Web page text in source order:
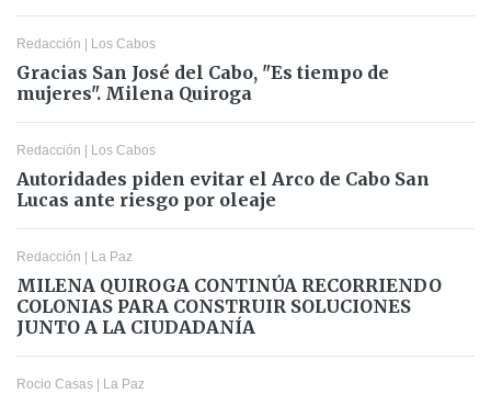
Redacción Los Cabos
Gracias San José del Cabo, "Es tiempo de
mujeres". Milena Quiroga
Redacción Los Cabos
Autoridades piden evitar el Arco de Cabo San
Lucas ante riesgo por oleaje
Redacción La Paz
MILENA QUIROGA CONTINÚA RECORRIENDO
COLONIAS PARA CONSTRUIR SOLUCIONES
JUNTO A LA CIUDADANÍA
Rocio Casas La Paz